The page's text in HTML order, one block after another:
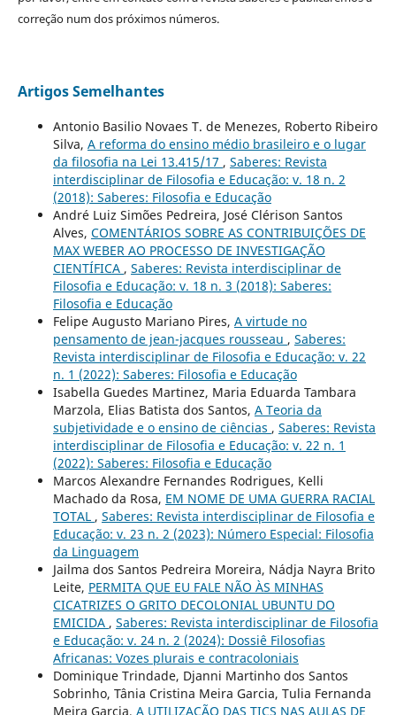
correção num dos próximos números.
Artigos Semelhantes
Antonio Basilio Novaes T. de Menezes, Roberto Ribeiro
Silva, A reforma do ensino médio brasileiro e o lugar
da filosofia na Lei 13.415/17 , Saberes: Revista
interdisciplinar de Filosofia e Educação: v. 18 n. 2
(2018): Saberes: Filosofia e Educação
André Luiz Simões Pedreira, José Clérison Santos
Alves, COMENTÁRIOS SOBRE AS CONTRIBUIÇÕES DE
MAX WEBER AO PROCESSO DE INVESTIGAÇÃO
CIENTÍFICA , Saberes: Revista interdisciplinar de
Filosofia e Educação: v. 18 n. 3 (2018): Saberes:
Filosofia e Educação
Felipe Augusto Mariano Pires, A virtude no
pensamento de jean-jacques rousseau , Saberes:
Revista interdisciplinar de Filosofia e Educação: v. 22
n. 1 (2022): Saberes: Filosofia e Educação
Isabella Guedes Martinez, Maria Eduarda Tambara
Marzola, Elias Batista dos Santos, A Teoria da
subjetividade e o ensino de ciências , Saberes: Revista
interdisciplinar de Filosofia e Educação: v. 22 n. 1
(2022): Saberes: Filosofia e Educação
Marcos Alexandre Fernandes Rodrigues, Kelli
Machado da Rosa, EM NOME DE UMA GUERRA RACIAL
TOTAL , Saberes: Revista interdisciplinar de Filosofia e
Educação: v. 23 n. 2 (2023): Número Especial: Filosofia
da Linguagem
Jailma dos Santos Pedreira Moreira, Nádja Nayra Brito
Leite, PERMITA QUE EU FALE NÃO ÀS MINHAS
CICATRIZES O GRITO DECOLONIAL UBUNTU DO
EMICIDA , Saberes: Revista interdisciplinar de Filosofia
e Educação: v. 24 n. 2 (2024): Dossiê Filosofias
Africanas: Vozes plurais e contracoloniais
Dominique Trindade, Djanni Martinho dos Santos
Sobrinho, Tânia Cristina Meira Garcia, Tulia Fernanda
Meira Garcia, A UTILIZAÇÃO DAS TICS NAS AULAS DE